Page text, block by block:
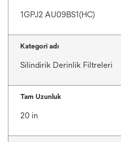
1GPJ2 AU09BS1(HC)
Kategori adı
Silindirik Derinlik Filtreleri
Tam Uzunluk
20 in